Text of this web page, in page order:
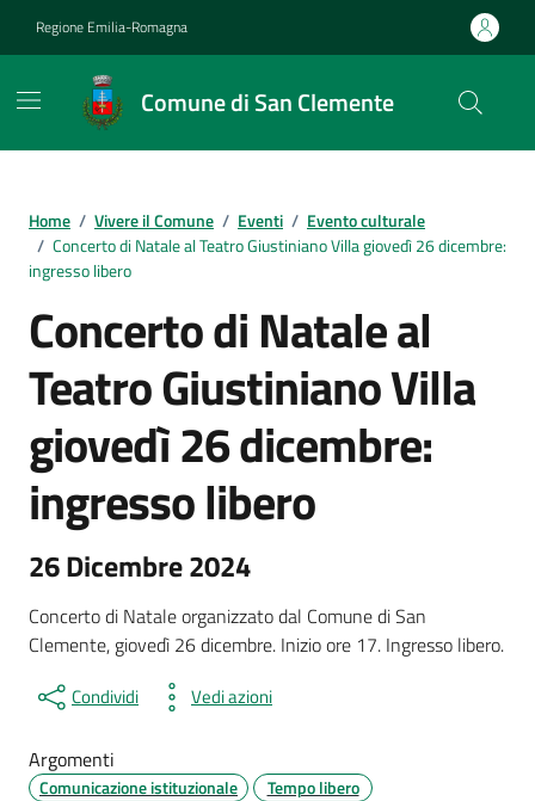
Regione Emilia-Romagna
Comune di San Clemente
Home / Vivere il Comune / Eventi / Evento culturale
/ Concerto di Natale al Teatro Giustiniano Villa giovedì 26 dicembre:
ingresso libero
Concerto di Natale al
Teatro Giustiniano Villa
giovedì 26 dicembre:
ingresso libero
26 Dicembre 2024
Concerto di Natale organizzato dal Comune di San
Clemente, giovedì 26 dicembre. Inizio ore 17. Ingresso libero.
Condividi Vedi azioni
Argomenti
Comunicazione istituzionale Tempo libero